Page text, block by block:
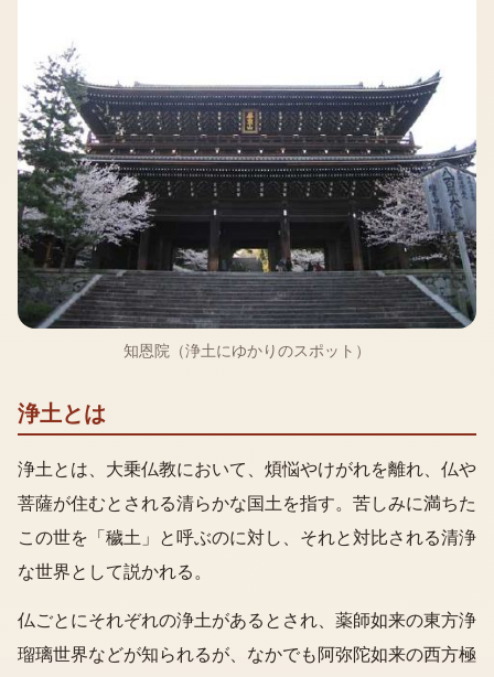
知恩院（浄土にゆかりのスポット）
浄土とは
浄土とは、大乗仏教において、煩悩やけがれを離れ、仏や
菩薩が住むとされる清らかな国土を指す。苦しみに満ちた
この世を「穢土」と呼ぶのに対し、それと対比される清浄
な世界として説かれる。
仏ごとにそれぞれの浄土があるとされ、薬師如来の東方浄
瑠璃世界などが知られるが、なかでも阿弥陀如来の西方極